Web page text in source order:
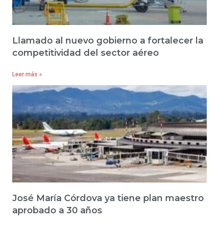
Llamado al nuevo gobierno a fortalecer la
competitividad del sector aéreo
Leer más »
José María Córdova ya tiene plan maestro
aprobado a 30 años